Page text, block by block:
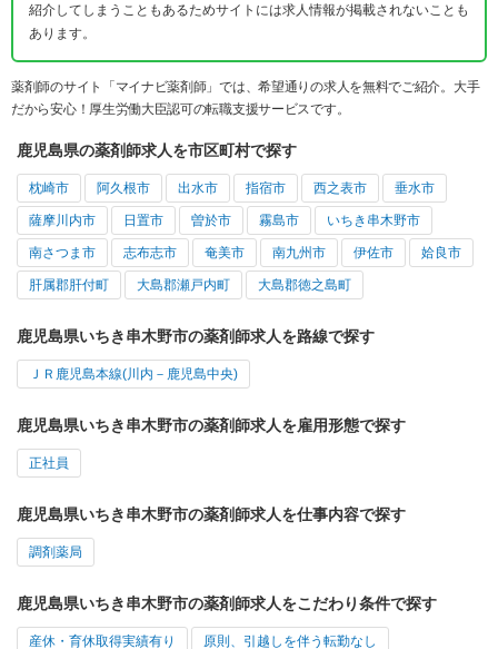
紹介してしまうこともあるためサイトには求人情報が掲載されないことも
あります。
薬剤師のサイト「マイナビ薬剤師」では、希望通りの求人を無料でご紹介。大手
だから安心！厚生労働大臣認可の転職支援サービスです。
鹿児島県の薬剤師求人を市区町村で探す
枕崎市 阿久根市 出水市 指宿市 西之表市 垂水市
薩摩川内市 日置市 曽於市 霧島市 いちき串木野市
南さつま市 志布志市 奄美市 南九州市 伊佐市 姶良市
肝属郡肝付町 大島郡瀬戸内町 大島郡徳之島町
鹿児島県いちき串木野市の薬剤師求人を路線で探す
ＪＲ鹿児島本線(川内－鹿児島中央)
鹿児島県いちき串木野市の薬剤師求人を雇用形態で探す
正社員
鹿児島県いちき串木野市の薬剤師求人を仕事内容で探す
調剤薬局
鹿児島県いちき串木野市の薬剤師求人をこだわり条件で探す
産休・育休取得実績有り 原則、引越しを伴う転勤なし